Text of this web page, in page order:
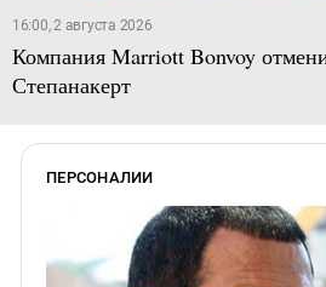
16:00, 2 августа 2026
Компания Marriott Bonvoy
Степанакерт
ПЕРСОНАЛИИ